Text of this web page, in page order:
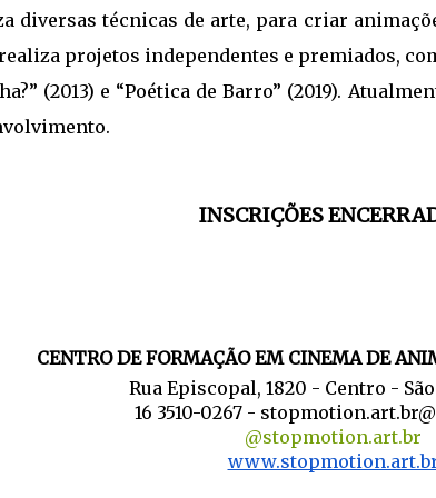
diversas técnicas de arte, para criar
projetos independentes e premiados,
(2013) e “Poética de Barro” (2019).
INSCRIÇÕES
CENTRO DE FORMAÇÃO EM CINEMA DE
Rua Episcopal, 1820 - Centro -
16 3510-0267 -
@stopmotion.art.br